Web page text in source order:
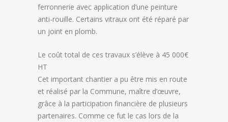
ferronnerie avec application d’une peinture
anti-rouille. Certains vitraux ont été réparé par
un joint en plomb.
Le coût total de ces travaux s’élève à 45 000€
HT
Cet important chantier a pu être mis en route
et réalisé par la Commune, maître d’œuvre,
grâce à la participation financière de plusieurs
partenaires. Comme ce fut le cas lors de la